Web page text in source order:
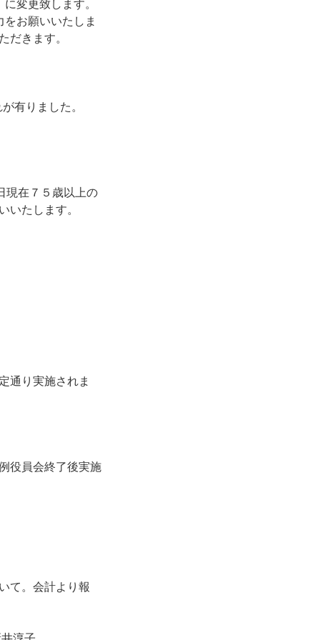
変更致します。
お願いいたしま
だきます。
有りました。
現在７５歳以上の
いたします。
通り実施されま
役員会終了後実施
て。会計より報